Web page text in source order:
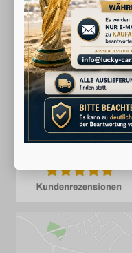
Samstag 10:00-13:00 Uhr
Folgen Sie uns
Unsere Google